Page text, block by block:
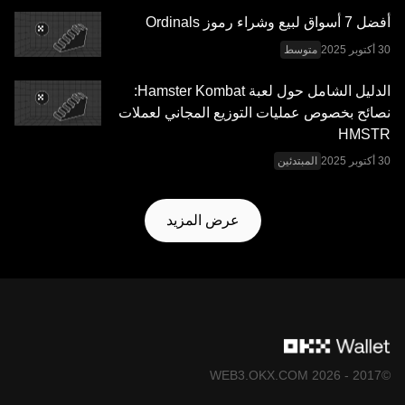
أفضل 7 أسواق لبيع وشراء رموز Ordinals
متوسط
الدليل الشامل حول لعبة Hamster Kombat:
نصائح بخصوص عمليات التوزيع المجاني لعملات
HMSTR
المبتدئين
عرض المزيد
©2017 - 2026 WEB3.OKX.COM